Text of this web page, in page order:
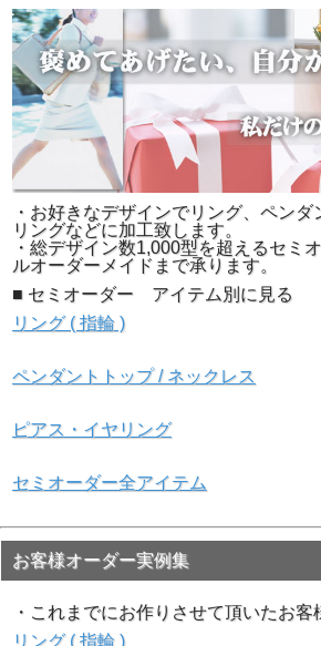
▲側面画像
▲裏面画像
・お好きなデザインでリング、ペン
リングなどに加工致します。
・総デザイン数1,000型を超えるセミ
ルオーダーメイドまで承ります。
■ セミオーダー アイテム別に見る
リング ( 指輪 )
ペンダントトップ / ネックレス
ピアス・イヤリング
セミオーダー全アイテム
お客様オーダー実例集
・これまでにお作りさせて頂いたお客
リング ( 指輪 )